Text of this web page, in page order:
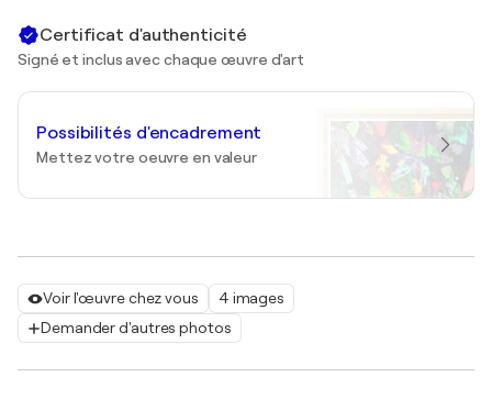
Voir l'œuvre chez vous
4 images
Demander d'autres photos
Certificat d'authenticité
Signé et inclus avec chaque œuvre d'art
Possibilités d'encadrement
Mettez votre oeuvre en valeur